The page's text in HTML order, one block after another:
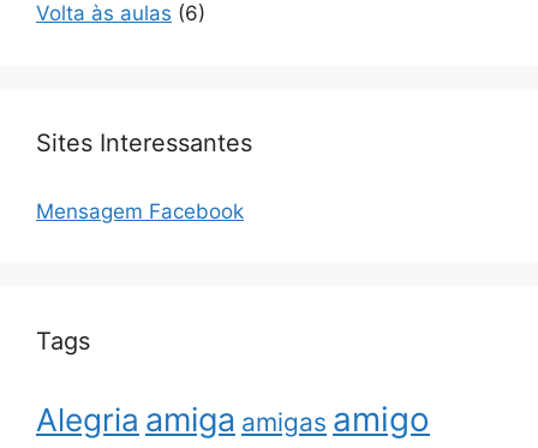
Volta às aulas (6)
Sites Interessantes
Mensagem Facebook
Tags
Alegria amiga amigas amigo